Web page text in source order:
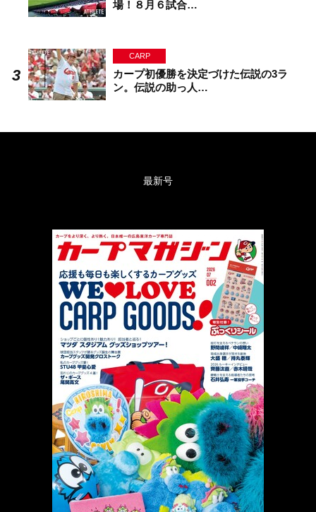
場！８月６試合…
CARP
カープ初優勝を決定づけた伝説の3ラ
ン。伝説の助っ人…
最新号